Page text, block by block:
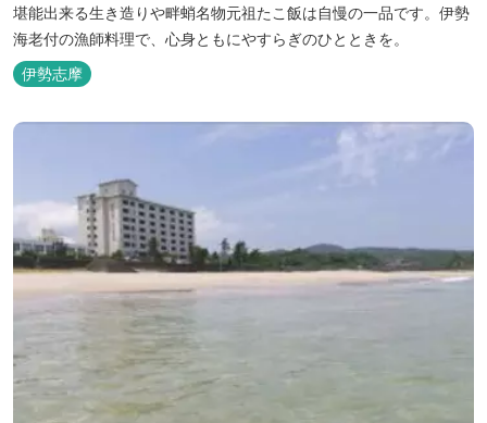
堪能出来る生き造りや畔蛸名物元祖たこ飯は自慢の一品です。伊勢
海老付の漁師料理で、心身ともにやすらぎのひとときを。
伊勢志摩